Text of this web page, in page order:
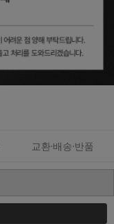
교환·배송·반품